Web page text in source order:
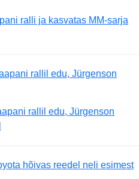
ralli ja kasvatas MM-sarja
rallil edu, Jürgenson